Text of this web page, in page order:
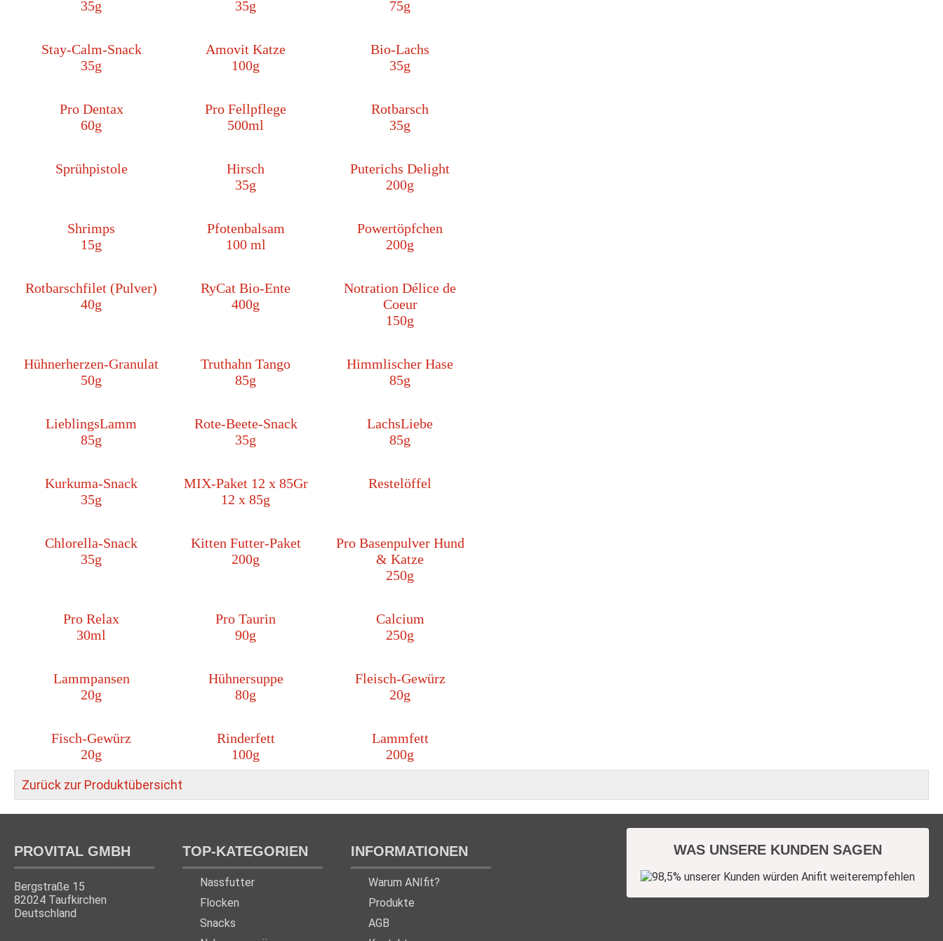
35g
35g
75g
Stay-Calm-Snack
35g
Amovit Katze
100g
Bio-Lachs
35g
Pro Dentax
60g
Pro Fellpflege
500ml
Rotbarsch
35g
Sprühpistole
Hirsch
35g
Puterichs Delight
200g
Shrimps
15g
Pfotenbalsam
100 ml
Powertöpfchen
200g
Rotbarschfilet (Pulver)
40g
RyCat Bio-Ente
400g
Notration Délice de
Coeur
150g
Hühnerherzen-Granulat
50g
Truthahn Tango
85g
Himmlischer Hase
85g
LieblingsLamm
85g
Rote-Beete-Snack
35g
LachsLiebe
85g
Kurkuma-Snack
35g
MIX-Paket 12 x 85Gr
12 x 85g
Restelöffel
Chlorella-Snack
35g
Kitten Futter-Paket
200g
Pro Basenpulver Hund
& Katze
250g
Pro Relax
30ml
Pro Taurin
90g
Calcium
250g
Lammpansen
20g
Hühnersuppe
80g
Fleisch-Gewürz
20g
Fisch-Gewürz
20g
Rinderfett
100g
Lammfett
200g
Zurück zur Produktübersicht
WAS UNSERE KUNDEN SAGEN
PROVITAL GMBH
Bergstraße 15
82024 Taufkirchen
Deutschland
TOP-KATEGORIEN
Nassfutter
Flocken
Snacks
INFORMATIONEN
Warum ANIfit?
Produkte
AGB